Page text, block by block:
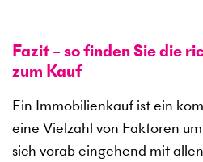
Fazit – so finden Sie die
zum Kauf
Ein Immobilienkauf ist ein
eine Vielzahl von Faktoren
sich vorab eingehend mit